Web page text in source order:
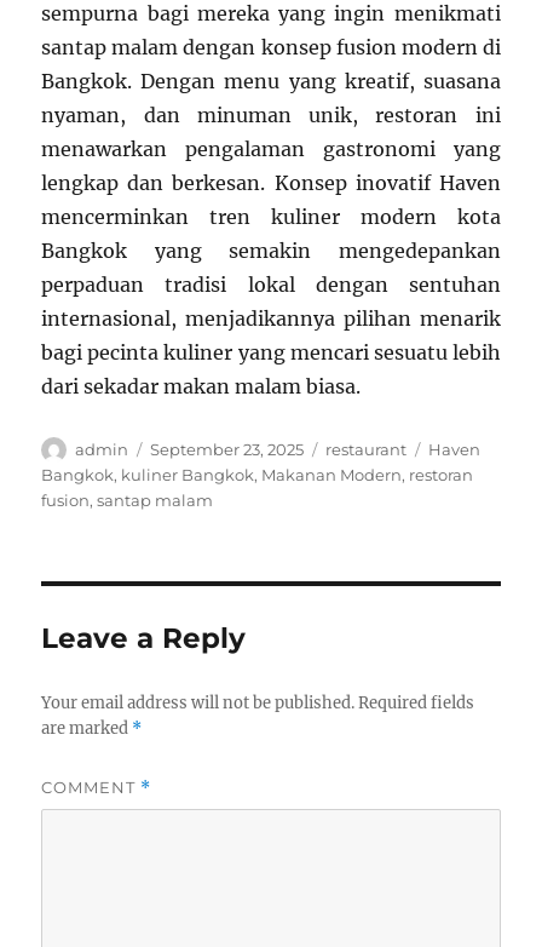
sempurna bagi mereka yang ingin menikmati
santap malam dengan konsep fusion modern di
Bangkok. Dengan menu yang kreatif, suasana
nyaman, dan minuman unik, restoran ini
menawarkan pengalaman gastronomi yang
lengkap dan berkesan. Konsep inovatif Haven
mencerminkan tren kuliner modern kota
Bangkok yang semakin mengedepankan
perpaduan tradisi lokal dengan sentuhan
internasional, menjadikannya pilihan menarik
bagi pecinta kuliner yang mencari sesuatu lebih
dari sekadar makan malam biasa.
Author
admin
Posted
on
September 23, 2025 Categories
restaurant Tags
Haven
Bangkok, kuliner Bangkok, Makanan Modern, restoran
fusion,santap malam
Leave a Reply
Your email address will not be published. Required fields
are marked *
COMMENT *